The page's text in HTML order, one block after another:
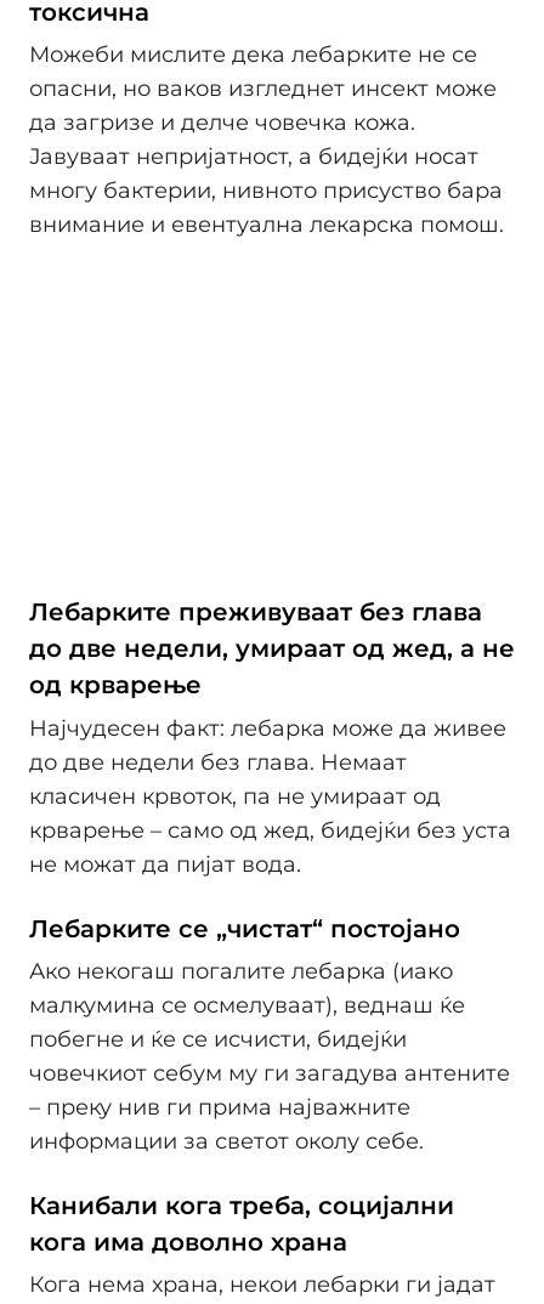
токсична
Можеби мислите дека лебарките не се
опасни, но ваков изгледнет инсект може
да загризе и делче човечка кожа.
Јавуваат непријатност, а бидејќи носат
многу бактерии, нивното присуство бара
внимание и евентуална лекарска помош.
Лебарките преживуваат без глава
до две недели, умираат од жед, а не
од крварење
Најчудесен факт: лебарка може да живее
до две недели без глава. Немаат
класичен крвоток, па не умираат од
крварење – само од жед, бидејќи без уста
не можат да пијат вода.
Лебарките се „чистат“ постојано
Ако некогаш погалите лебарка (иако
малкумина се осмелуваат), веднаш ќе
побегне и ќе се исчисти, бидејќи
човечкиот себум му ги загадува антените
– преку нив ги прима најважните
информации за светот околу себе.
Канибали кога треба, социјални
кога има доволно храна
Кога нема храна, некои лебарки ги јадат